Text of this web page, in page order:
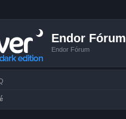
Endor Fórum
Endor Fórum